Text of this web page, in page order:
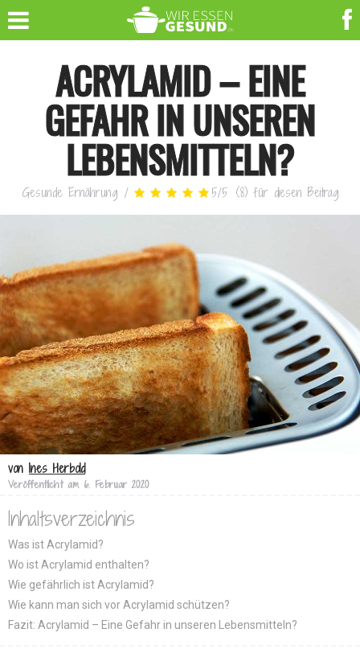
ACRYLAMID – EINE
GEFAHR IN UNSEREN
LEBENSMITTELN?
Gesunde Ernährung / 5/5 (8) für diesen Beitrag
von Ines Herbold
Veröffentlicht am 6. Februar 2020
Inhaltsverzeichnis
Was ist Acrylamid?
Wo ist Acrylamid enthalten?
Wie gefährlich ist Acrylamid?
Wie kann man sich vor Acrylamid schützen?
Fazit: Acrylamid – Eine Gefahr in unseren Lebensmitteln?